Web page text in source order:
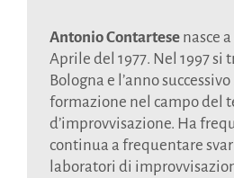
Antonio Contartesenasce
Aprile del 1977. Nel 1997 si
Bologna e l’anno
formazione nel campo del
d’improvvisazione. Ha
continua a frequentare
laboratori di